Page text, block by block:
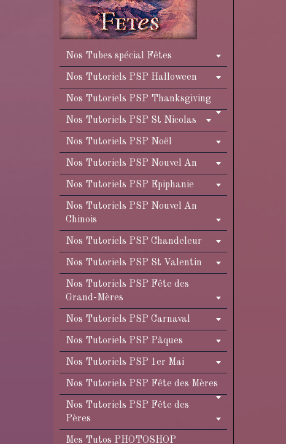
Nos Tubes spécial Fêtes
Nos Tutoriels PSP Halloween
Nos Tutoriels PSP Thanksgiving
Nos Tutoriels PSP St Nicolas
Nos Tutoriels PSP Noël
Nos Tutoriels PSP Nouvel An
Nos Tutoriels PSP Epiphanie
Nos Tutoriels PSP Nouvel An
Chinois
Nos Tutoriels PSP Chandeleur
Nos Tutoriels PSP St Valentin
Nos Tutoriels PSP Fête des
Grand-Mères
Nos Tutoriels PSP Carnaval
Nos Tutoriels PSP Pâques
Nos Tutoriels PSP 1er Mai
Nos Tutoriels PSP Fête des Mères
Nos Tutoriels PSP Fête des
Pères
Mes Tutos PHOTOSHOP